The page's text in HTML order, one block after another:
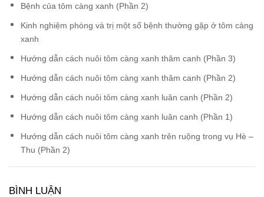
Bệnh của tôm càng xanh (Phần 2)
Kinh nghiệm phòng và trị một số bệnh thường gặp ở tôm càng
xanh
Hướng dẫn cách nuôi tôm càng xanh thâm canh (Phần 3)
Hướng dẫn cách nuôi tôm càng xanh thâm canh (Phần 2)
Hướng dẫn cách nuôi tôm càng xanh luân canh (Phần 2)
Hướng dẫn cách nuôi tôm càng xanh luân canh (Phần 1)
Hướng dẫn cách nuôi tôm càng xanh trên ruộng trong vụ Hè –
Thu (Phần 2)
BÌNH LUẬN